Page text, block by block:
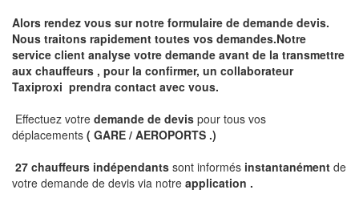
Alors rendez vous sur notre formulaire de demande devis.
Nous traitons rapidement toutes vos demandes.Notre
service client analyse votre demande avant de la transmettre
aux chauffeurs , pour la confirmer, un collaborateur
Taxiproxi prendra contact avec vous.
Effectuez votre demande de devis pour tous vos
déplacements ( GARE / AEROPORTS .)
27 chauffeurs indépendants sont informés instantanément de
votre demande de devis via notre application .